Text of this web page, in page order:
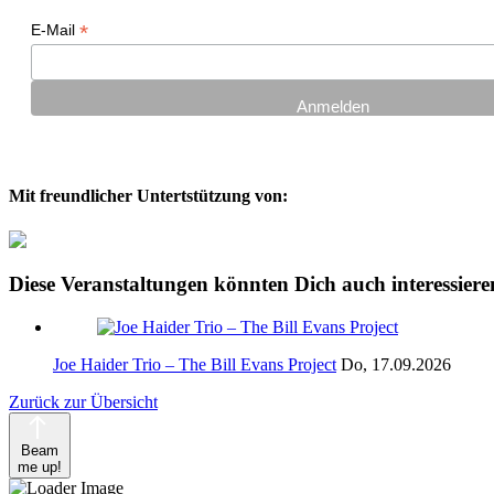
E-Mail *
Mit freundlicher Untertstützung von:
Diese Veranstaltungen könnten Dich auch
Joe Haider Trio – The Bill Evans Project Do, 17.09.2026
Zurück zur Übersicht
Beam
me up!